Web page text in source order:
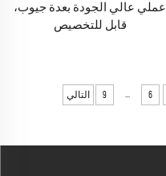
عملي عالي الجودة بعدة جيوب،
قابل للتخصيص
6
9 التالي